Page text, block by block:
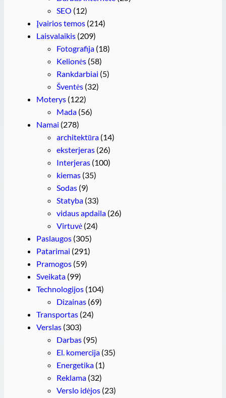
SEO (12)
Įvairios temos (214)
Laisvalaikis (209)
Fotografija (18)
Kelionės (58)
Rankdarbiai (5)
Šventės (32)
Moterys (122)
Mada (56)
Namai (278)
architektūra (14)
eksterjeras (26)
Interjeras (100)
kiemas (35)
Sodas (9)
Statyba (33)
vidaus apdaila (26)
Virtuvė (24)
Paslaugos (305)
Patarimai (291)
Pramogos (59)
Sveikata (99)
Technologijos (104)
Dizainas (69)
Transportas (24)
Verslas (303)
Darbas (95)
El. komercija (35)
Energetika (1)
Reklama (32)
Verslo idėjos (23)